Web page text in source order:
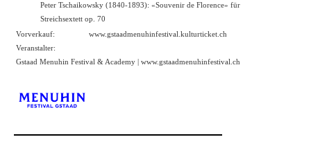
Peter Tschaikowsky (1840-1893): «Souvenir de Florence» für
Streichsextett op. 70
Vorverkauf:
www.gstaadmenuhinfestival.kulturticket.ch
Veranstalter:
Gstaad Menuhin Festival & Academy | www.gstaadmenuhinfestival.ch